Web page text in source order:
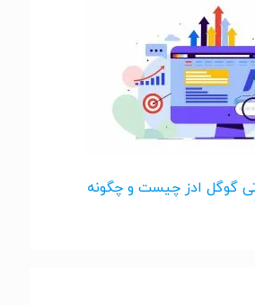
گوگل ادز چیست و چگونه